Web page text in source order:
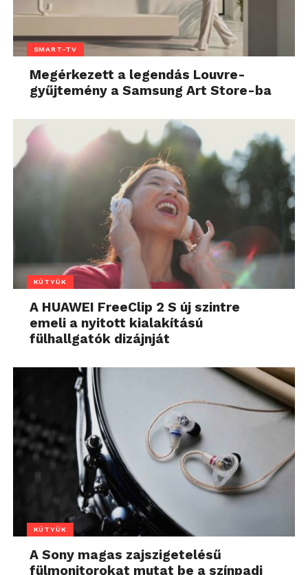
SMART-TV
Megérkezett a legendás Louvre-
gyűjtemény a Samsung Art Store-ba
KÜTYÜK
A HUAWEI FreeClip 2 S új szintre
emeli a nyitott kialakítású
fülhallgatók dizájnját
KÜTYÜK
A Sony magas zajszigetelésű
fülmonitorokat mutat be a színpadi